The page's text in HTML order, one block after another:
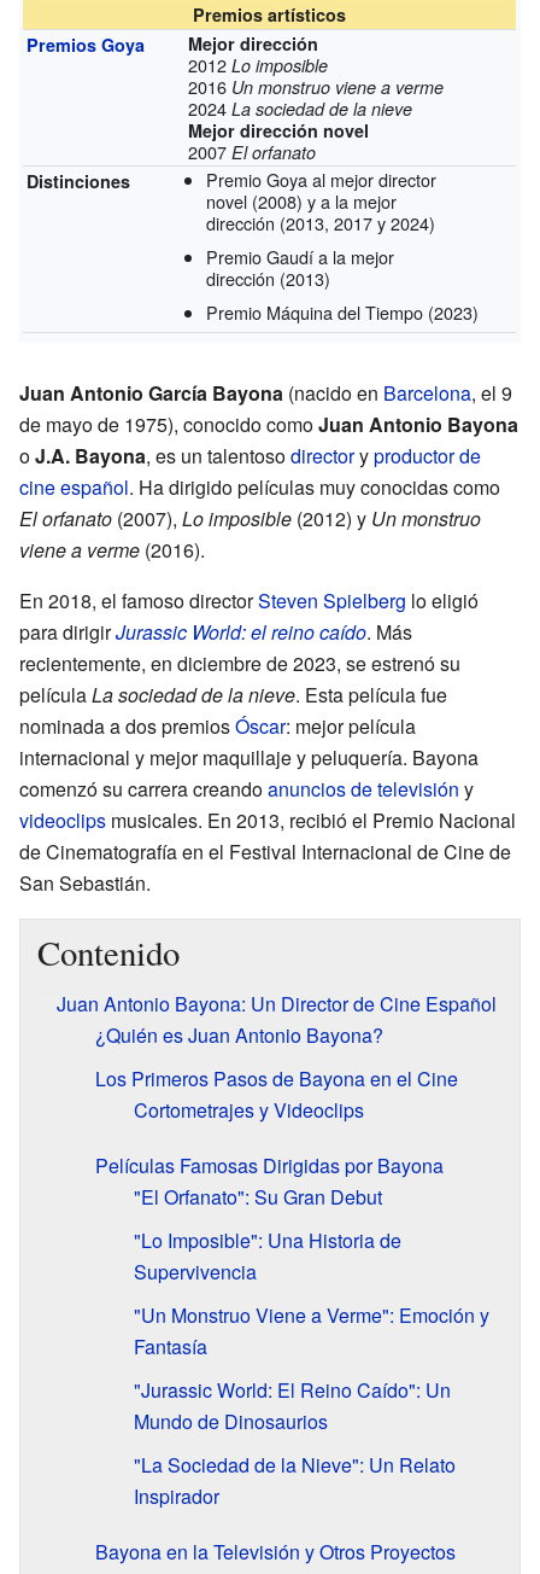
Premios artísticos
Premios Goya
Mejor dirección
2012Lo imposible
2016 Un monstruo viene a verme
2024La sociedad de la nieve
Mejor dirección novel
2007El orfanato
Distinciones
Premio Goya al mejor director
novel (2008) y a la mejor
dirección (2013, 2017 y 2024)
Premio Gaudí a la mejor
dirección (2013)
Premio Máquina del Tiempo (2023)
Juan Antonio García Bayona (nacido en Barcelona, el 9
de mayo de 1975), conocido comoJuan Antonio Bayona
oJ.A. Bayona, es un talentosodirectoryproductor de
cineespañol. Ha dirigido películas muy conocidas como
El orfanato (2007), Lo imposible (2012) y Un monstruo
viene a verme (2016).
En 2018, el famoso directorSteven Spielberg lo eligió
para dirigirJurassic World: el reino caído. Más
recientemente, en diciembre de 2023, se estrenó su
películaLa sociedad de la nieve. Esta película fue
nominada a dos premiosÓscar: mejor película
internacional y mejor maquillaje y peluquería. Bayona
comenzó su carrera creandoanuncios de televisión y
videoclips musicales. En 2013, recibió el Premio Nacional
de Cinematografía en el Festival Internacional de Cine de
San Sebastián.
Contenido
Juan Antonio Bayona: Un Director de Cine Español
¿Quién es Juan Antonio Bayona?
Los Primeros Pasos de Bayona en el Cine
Cortometrajes y Videoclips
Películas Famosas Dirigidas por Bayona
"El Orfanato": Su Gran Debut
"Lo Imposible": Una Historia de
Supervivencia
"Un Monstruo Viene a Verme": Emoción y
Fantasía
"Jurassic World: El Reino Caído": Un
Mundo de Dinosaurios
"La Sociedad de la Nieve": Un Relato
Inspirador
Bayona en la Televisión y Otros Proyectos